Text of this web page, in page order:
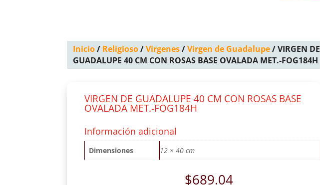
Inicio/ Religioso/Virgenes/Virgen de Guadalupe/ VIRGEN DE
GUADALUPE 40 CM CON ROSAS BASE OVALADA MET.-FOG184H
VIRGEN DE GUADALUPE 40 CM CON ROSAS BASE
OVALADA MET.-FOG184H
Información adicional
Dimensiones 12 × 40 cm
$689.04